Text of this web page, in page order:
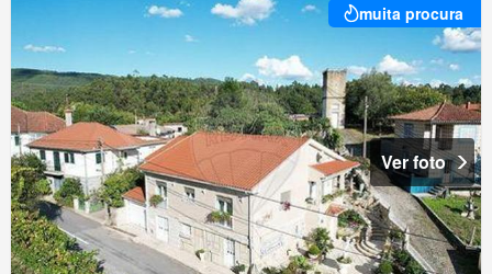
muita procura
Ver foto